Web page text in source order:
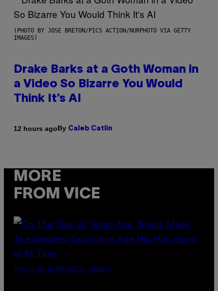
(PHOTO BY JOSE BRETON/PICS ACTION/NURPHOTO VIA GETTY
IMAGES)
Drake Barks at a Goth Woman in
a Video So Bizarre You Would
Think It’s AI
12 hours agoBy Caleb Catlin
MORE
FROM VICE
(PHOTO BY NITRO/GETTY IMAGES)